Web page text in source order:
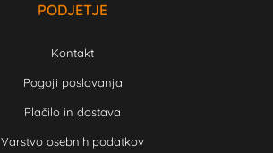
PODJETJE
Kontakt
Pogoji poslovanja
Plačilo in dostava
Varstvo osebnih podatkov